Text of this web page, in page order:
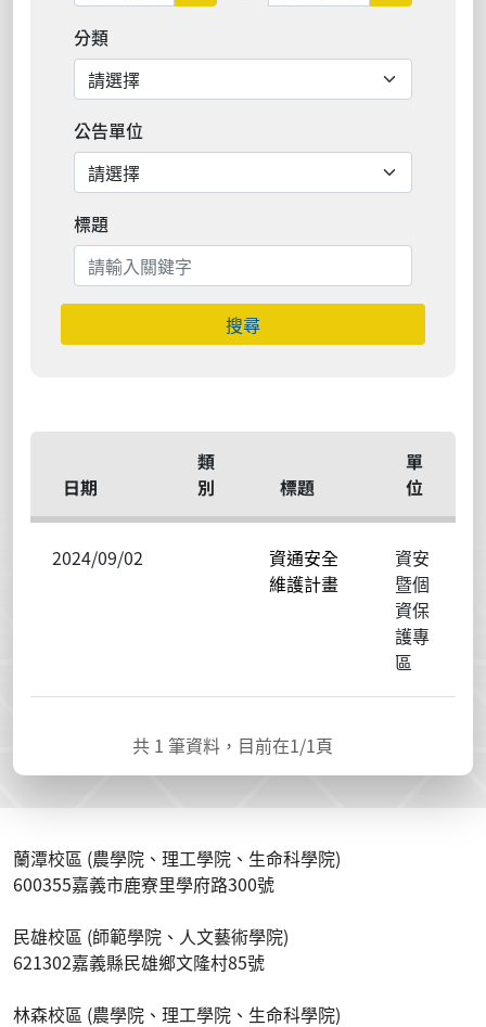
分類
公告單位
標題
搜尋
日期
類
別
標題
單
位
2024/09/02
資通安全
維護計畫
資安
暨個
資保
護專
區
共 1 筆資料，目前在1/1頁
蘭潭校區 (農學院、理工學院、生命科學院)
600355嘉義市鹿寮里學府路300號
民雄校區 (師範學院、人文藝術學院)
621302嘉義縣民雄鄉文隆村85號
林森校區 (農學院、理工學院、生命科學院)